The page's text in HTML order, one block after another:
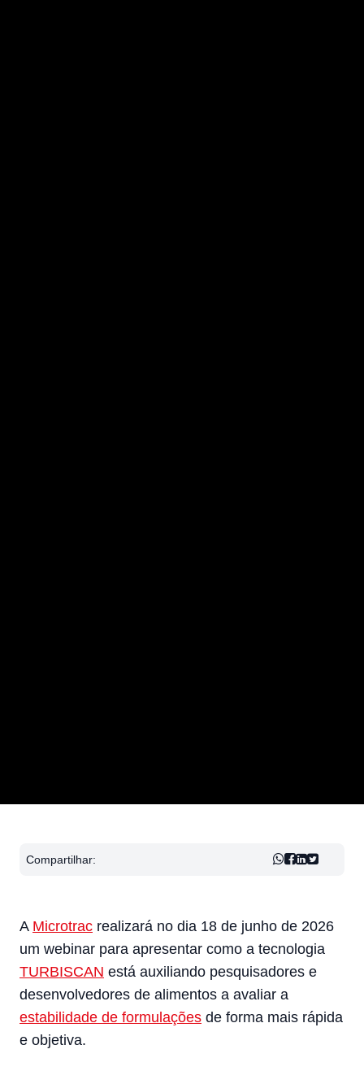
Compartilhar:
A Microtrac realizará no dia 18 de junho de 2026
um webinar para apresentar como a tecnologia
TURBISCAN está auxiliando pesquisadores e
desenvolvedores de alimentos a avaliar a
estabilidade de formulações de forma mais rápida
e objetiva.